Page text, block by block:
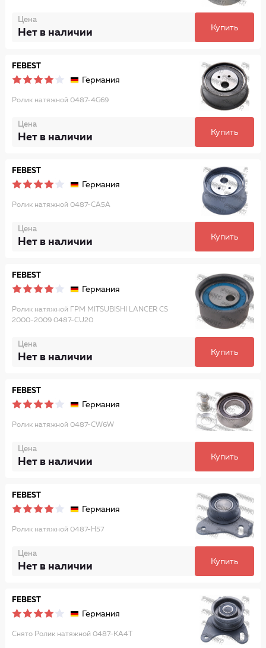
Цена
Нет в наличии Купить
FEBEST
Германия
Ролик натяжной 0487-4G69
Цена
Нет в наличии Купить
FEBEST
Германия
Ролик натяжной 0487-CA5A
Цена
Нет в наличии Купить
FEBEST
Германия
Ролик натяжной ГРМ MITSUBISHI LANCER CS
2000-2009 0487-CU20
Цена
Нет в наличии Купить
FEBEST
Германия
Ролик натяжной 0487-CW6W
Цена
Нет в наличии Купить
FEBEST
Германия
Ролик натяжной 0487-H57
Цена
Нет в наличии Купить
FEBEST
Германия
Снято Ролик натяжной 0487-KA4T